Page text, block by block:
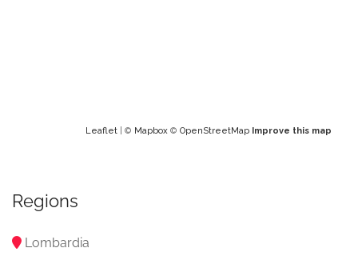
Leaflet | © Mapbox © OpenStreetMap Improve this map
Regions
Lombardia